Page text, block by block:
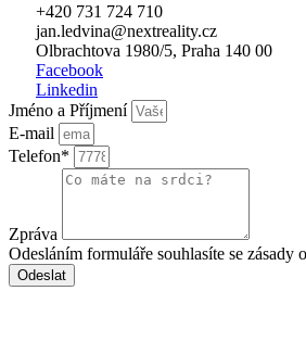
+420 731 724 710
jan.ledvina@nextreality.cz
Olbrachtova 1980/5, Praha 140 00
Facebook
Linkedin
Jméno a Příjmení
E-mail
Telefon*
Zpráva
Odesláním formuláře souhlasíte se zásady
Odeslat